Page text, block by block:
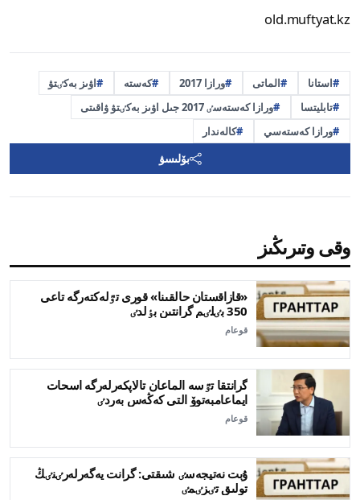
old.muftyat.kz
استانا الماتى ورازا 2017 كەستە
اۋىز بەكٸتۋ
تابليتسا
ورازا كەستەسٸ 2017 جىل اۋىز بەكٸتۋ ۋاقىتى
ورازا كەستەسي
كالەندار
بۆلىسۋ
وقى وتىرىڭىز
«قازاقستان حالقىنا» قورى تٷلەكتەرگە تاعى
350 بٸلٸم گرانتىن بٶلدٸ
قوعام
گرانتقا تٷسە الماعان تالاپكەرلەرگە اسحات
ايماعامبەتوۆ التى كەڭەس بەردٸ
قوعام
ۇبت نەتيجەسٸ شىقتى: گرانت يەگەرلەرٸنٸڭ
تولىق تٸزٸمٸ